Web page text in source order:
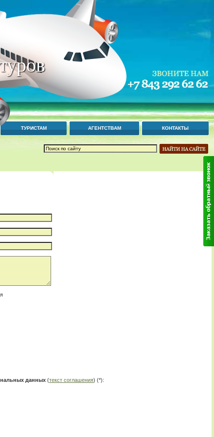
ТУРИСТАМ АГЕНТСТВАМ КОНТАКТЫ
данных (текст соглашения) (*):